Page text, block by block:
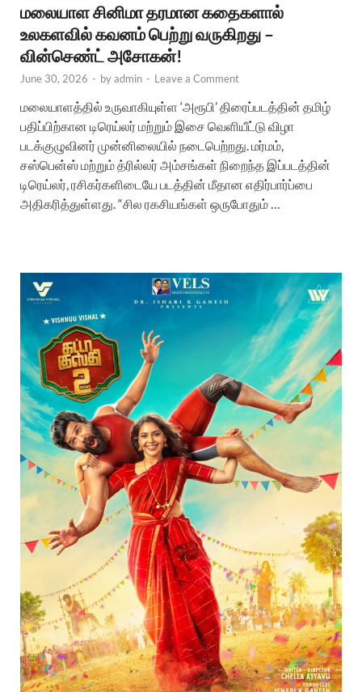
மலையாள சினிமா தரமான கதைகளால்
உலகளவில் கவனம் பெற்று வருகிறது –
வின்செண்ட் அசோகன்!
June 30, 2026 - byadmin - Leave a Comment
மலையாளத்தில் உருவாகியுள்ள ‘அரூபி’ திரைப்படத்தின் தமிழ்
பதிப்பிற்கான டிரெய்லர் மற்றும் இசை வெளியீட்டு விழா
படக்குழுவினர் முன்னிலையில் நடைபெற்றது. மர்மம்,
சஸ்பென்ஸ் மற்றும் த்ரில்லர் அம்சங்கள் நிறைந்த இப்படத்தின்
டிரெய்லர், ரசிகர்களிடையே படத்தின் மீதான எதிர்பார்ப்பை
அதிகரித்துள்ளது. “சில ரகசியங்கள் ஒருபோதும் …